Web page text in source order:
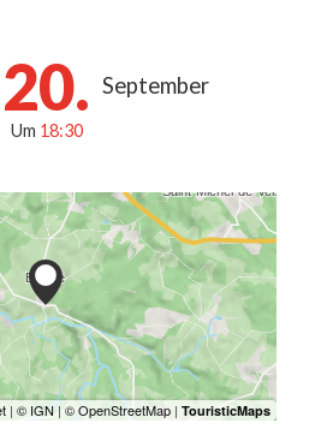
20. September
Um 18:30